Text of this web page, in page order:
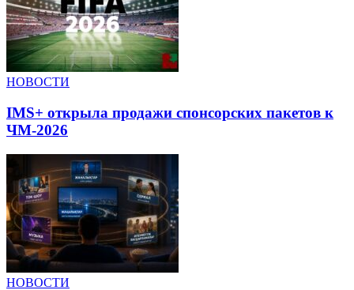
НОВОСТИ
IMS+ открыла продажи спонсорских пакетов к
ЧМ-2026
НОВОСТИ